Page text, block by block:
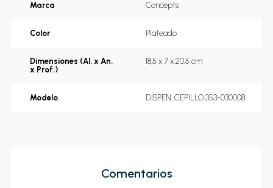
Marca Concepts
Color Plateado
Dimensiones (Al. x An.
x Prof.)
18,5 x 7 x 20,5 cm
Modelo DISPEN. CEPILLO 353-030008
Comentarios